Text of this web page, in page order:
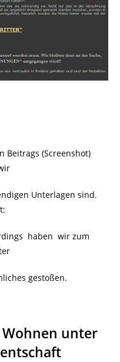
(Screenshot)
Unterlagen sind.
haben wir zum
gestoßen.
Wohnen unter